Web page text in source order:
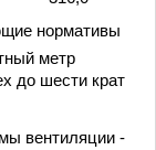
нормативы
метр
до шести крат
вентиляции -